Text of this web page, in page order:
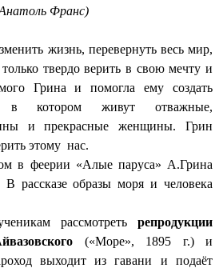
Франс)
жизнь, перевернуть весь мир,
твердо верить в свою мечту и
Грина и помогла ему создать
в котором живут отважные,
и прекрасные женщины. Грин
этому нас.
в феерии «Алые паруса» А.Грина
В рассказе образы моря и человека
рассмотреть репродукции
(«Море», 1895 г.) и
выходит из гавани и подаёт